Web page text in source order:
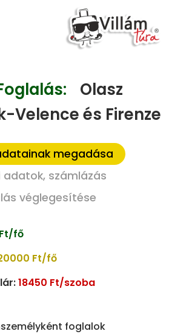
Olasz
Velence és Firenze
megadása
adatok, számlázás
véglegesítése
fő
Ft/fő
18450 Ft/szoba
foglalok